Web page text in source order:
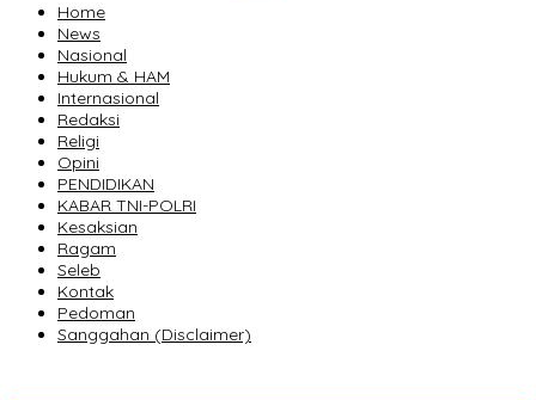
Home
News
Nasional
Hukum & HAM
Internasional
Redaksi
Religi
Opini
PENDIDIKAN
KABAR TNI-POLRI
Kesaksian
Ragam
Seleb
Kontak
Pedoman
Sanggahan (Disclaimer)